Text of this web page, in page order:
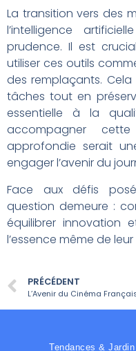
La transition vers des
l’intelligence
prudence. Il est
utiliser ces outils
des remplaçants.
tâches tout en
essentielle à la
accompagner
approfondie serait
engager l’avenir du
Face aux défis
question demeure :
équilibrer innovation
l’essence même de
PRÉCÉDENT
Tendances &